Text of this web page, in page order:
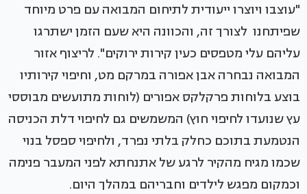
"עוצבו ויוצרו ייעודית לתיחום המבואה עם פרט מיוחד
שפיתחנו לצורך זה, והכוונה היא שעם הזמן ישתרגו
עליהם עלי מטפסים כעין קירות ירוקים". לריצוף אזור
המבואה נבחרה אבן אפורה במרקם מט, וחיפוי קירותיו
בוצע בלוחות פרקלקס אפורים (לוחות מתועשים מבוססי
עץ שנועדו לחיפוי חוץ) המשמשים גם לחיפוי דלת הכניסה
הנטמעת בתוכם כחלק בלתי נפרד, ולחיפוי ספסל בנוי
שכמו מגיח מהקיר לרגע של אתנחתא לפני המעבר פנימה
וכמקום מפגש לילדים וחבריהם במהלך היום.